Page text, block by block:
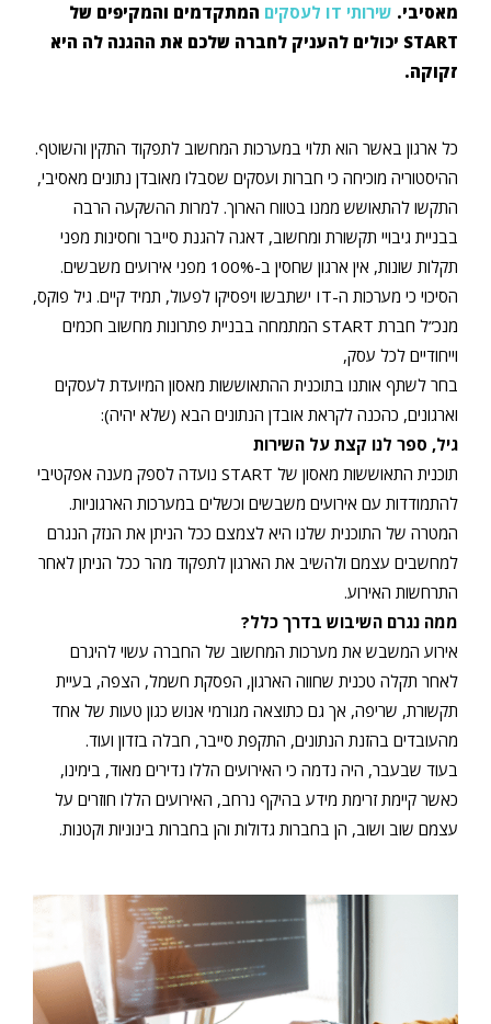
מאסיבי. שירותי IT לעסקים
המתקדמים והמקיפים של
START יכולים להעניק לחברה שלכם את ההגנה לה היא
זקוקה.
כל ארגון באשר הוא תלוי במערכות המחשוב לתפקוד התקין והשוטף.
ההיסטוריה מוכיחה כי חברות ועסקים שסבלו מאובדן נתונים מאסיבי,
התקשו להתאושש ממנו בטווח הארוך. למרות ההשקעה הרבה
בבניית גיבויי תקשורת ומחשוב, דאגה להגנת סייבר וחסינות מפני
תקלות שונות, אין ארגון שחסין ב-100% מפני אירועים משבשים.
הסיכוי כי מערכות ה-IT ישתבשו ויפסיקו לפעול, תמיד קיים. גיל פוקס,
מנכ”ל חברת START המתמחה בבניית פתרונות מחשוב חכמים
וייחודיים לכל עסק,
בחר לשתף אותנו בתוכנית ההתאוששות מאסון המיועדת לעסקים
וארגונים, כהכנה לקראת אובדן הנתונים הבא (שלא יהיה):
גיל, ספר לנו קצת על השירות
תוכנית התאוששות מאסון של START נועדה לספק מענה אפקטיבי
להתמודדות עם אירועים משבשים וכשלים במערכות הארגוניות.
המטרה של התוכנית שלנו היא לצמצם ככל הניתן את הנזק הנגרם
למחשבים עצמם ולהשיב את הארגון לתפקוד מהר ככל הניתן לאחר
התרחשות האירוע.
ממה נגרם השיבוש בדרך כלל?
אירוע המשבש את מערכות המחשוב של החברה עשוי להיגרם
לאחר תקלה טכנית שחווה הארגון, הפסקת חשמל, הצפה, בעיית
תקשורת, שריפה, אך גם כתוצאה מגורמי אנוש כגון טעות של אחד
מהעובדים בהזנת הנתונים, התקפת סייבר, חבלה בזדון ועוד.
בעוד שבעבר, היה נדמה כי האירועים הללו נדירים מאוד, בימינו,
כאשר קיימת זרימת מידע בהיקף נרחב, האירועים הללו חוזרים על
עצמם שוב ושוב, הן בחברות גדולות והן בחברות בינוניות וקטנות.